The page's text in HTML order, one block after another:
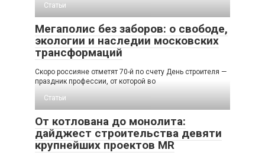
Статьи
Мегаполис без заборов: о свободе,
экологии и наследии московских
трансформаций
Скоро россияне отметят 70-й по счету День строителя —
праздник профессии, от которой во
Статьи
От котлована до монолита:
дайджест строительства девяти
крупнейших проектов MR